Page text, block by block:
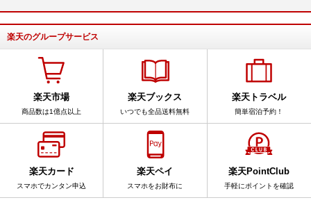
楽天のグループサービス
楽天市場
商品数は1億点以上
楽天ブックス
いつでも全品送料無料
楽天トラベル
簡単宿泊予約！
楽天カード
スマホでカンタン申込
楽天ペイ
スマホをお財布に
楽天PointClub
手軽にポイントを確認